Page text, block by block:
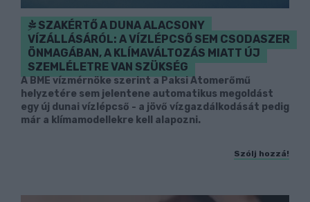
SZAKÉRTŐ A DUNA ALACSONY
VÍZÁLLÁSÁRÓL: A VÍZLÉPCSŐ SEM CSODASZER
ÖNMAGÁBAN, A KLÍMAVÁLTOZÁS MIATT ÚJ
SZEMLÉLETRE VAN SZÜKSÉG
A BME vízmérnöke szerint a Paksi Atomerőmű
helyzetére sem jelentene automatikus megoldást
egy új dunai vízlépcső - a jövő vízgazdálkodását pedig
már a klímamodellekre kell alapozni.
Szólj hozzá!